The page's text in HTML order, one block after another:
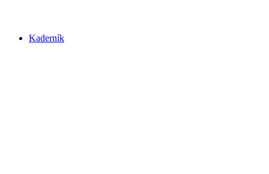
Kaderník